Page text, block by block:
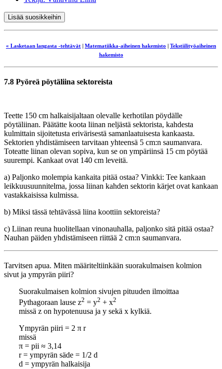
Lisää suosikkeihin
« Lasketaan langasta -tehtävät Matematiikka-aiheinen hakemisto
Tekstiilityöaiheinen
hakemisto
7.8 Pyöreä pöytäliina sektoreista
Teette 150 cm halkaisijaltaan olevalle kerhotilan pöydälle
pöytäliinan. Päätätte koota liinan neljästä sektorista, kahdesta
kulmittain sijoitetusta erivärisestä samanlaatuisesta kankaasta.
Sektorien yhdistämiseen tarvitaan yhteensä 5 cm:n saumanvara.
Toteatte liinan olevan sopiva, kun se on ympäriinsä 15 cm pöytää
suurempi. Kankaat ovat 140 cm leveitä.
a) Paljonko molempia kankaita pitää ostaa? Vinkki: Tee kankaan
leikkuusuunnitelma, jossa liinan kahden sektorin kärjet ovat kankaan
vastakkaisissa kulmissa.
b) Miksi tässä tehtävässä liina koottiin sektoreista?
c) Liinan reuna huolitellaan vinonauhalla, paljonko sitä pitää ostaa?
Nauhan päiden yhdistämiseen riittää 2 cm:n saumanvara.
Tarvitsen apua. Miten määriteltiinkään suorakulmaisen kolmion
sivut ja ympyrän piiri?
Suorakulmaisen kolmion sivujen pituuden ilmoittaa
Pythagoraan lause z2 = y2 + x2
missä z on hypotenuusa ja y sekä x kylkiä.
Ympyrän piiri = 2 π r
missä
π = pii ≈ 3,14
r = ympyrän säde = 1/2 d
d = ympyrän halkaisija